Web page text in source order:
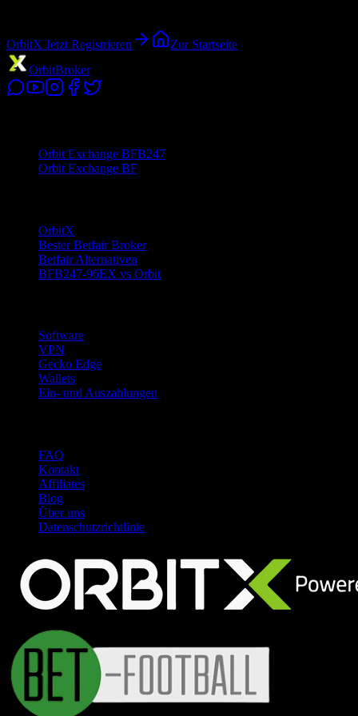
OrbitX Jetzt Registrieren
Zur Startseite
OrbitBroker
Orbit Exchange BFB247
Orbit Exchange BF
OrbitX
Bester Betfair Broker
Betfair Alternativen
BFB247-96EX vs Orbit
Software
VPN
Gecko Edge
Wallets
Ein- und Auszahlungen
FAQ
Kontakt
Affiliates
Blog
Über uns
Datenschutzrichtlinie